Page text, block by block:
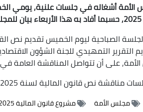
الأمة أشغاله في جلسات علنية, يومي
التقرير التمهيدي للجنة الشؤون
على أن تتواصل المناقشة العامة
قانون المالية لسنة 2025 صبيحة وظهيرة يوم الجمعة, وفقا للبيان.
مجلس الأمة مشروع قانون المالية 2025